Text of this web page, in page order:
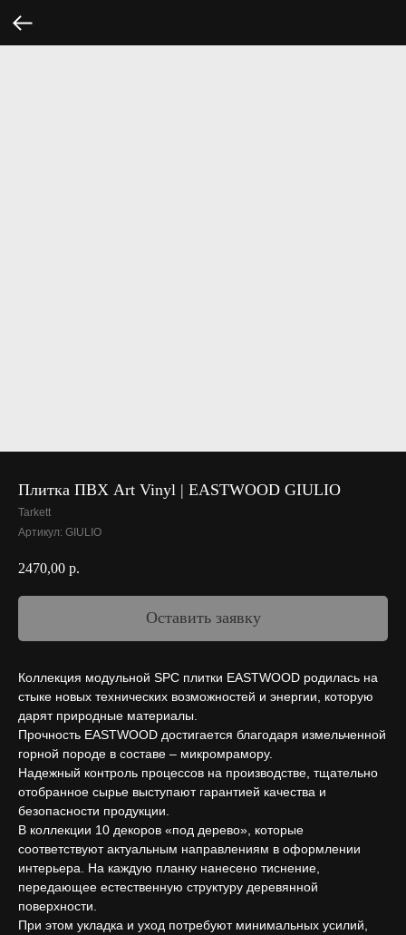
Плитка ПВХ Art Vinyl | EASTWOOD GIULIO
Tarkett
Артикул: GIULIO
2470,00 р.
Оставить заявку
Коллекция модульной SPC плитки EASTWOOD родилась на
стыке новых технических возможностей и энергии, которую
дарят природные материалы.
Прочность EASTWOOD достигается благодаря измельченной
горной породе в составе – микромрамору.
Надежный контроль процессов на производстве, тщательно
отобранное сырье выступают гарантией качества и
безопасности продукции.
В коллекции 10 декоров «под дерево», которые
соответствуют актуальным направлениям в оформлении
интерьера. На каждую планку нанесено тиснение,
передающее естественную структуру деревянной
поверхности.
При этом укладка и уход потребуют минимальных усилий,